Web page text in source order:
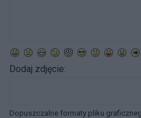
Dodaj zdjęcie:
Dopuszczalne formaty pliku